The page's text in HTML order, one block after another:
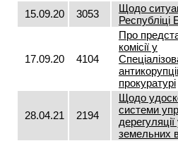
15.09.20 3053
Щодо
Республіці
17.09.20 4104
Про
комісії у
прокуратурі
28.04.21 2194
Щодо
системи
земельних